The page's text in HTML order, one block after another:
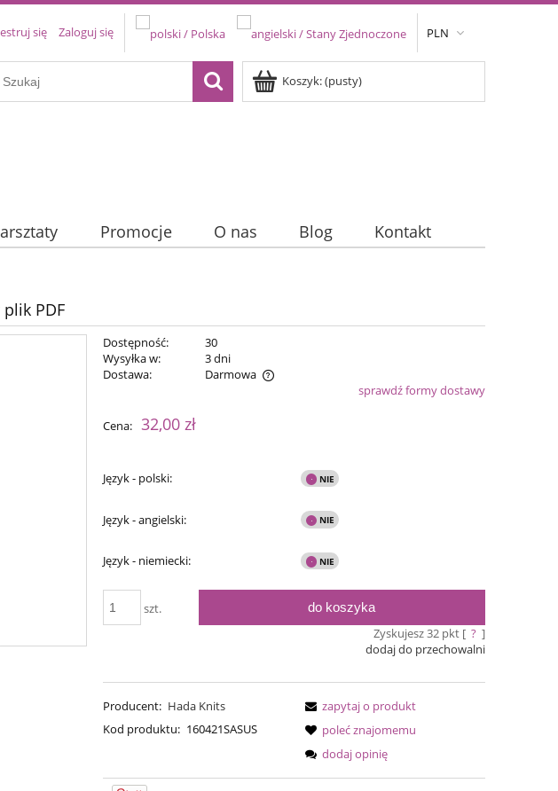
PLN
się Zaloguj się
Koszyk:(pusty)
Promocje O nas Blog Kontakt
90,00 zł
75,00 zł
Cena regularna: 90,00 zł
90,00 zł
PDF
Dostępność:
30
Wysyłka w:
3 dni
Dostawa:
Darmowa
sprawdź formy dostawy
Cena: 32,00 zł
Język - polski:
Język - angielski:
Język - niemiecki:
szt. do koszyka
Zyskujesz32pkt [ ? ]
dodaj do przechowalni
Producent: Hada Knits
Kod produktu: 160421SASUS
zapytaj o produkt
poleć znajomemu
dodaj opinię